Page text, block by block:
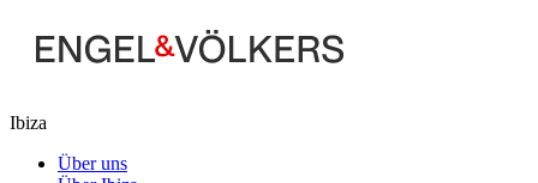
Ibiza
Über uns